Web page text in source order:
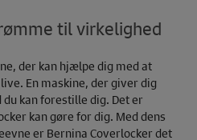
til virkelighed
der kan hjælpe dig med at
En maskine, der giver dig
kan forestille dig. Det er
kan gøre for dig. Med dens
er Bernina Coverlocker det